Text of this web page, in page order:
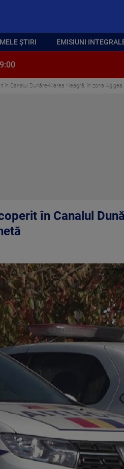
ȘTIRI EMISIUNI
în Canalul Dunăre-Marea Neagră, în zona
în Canalul